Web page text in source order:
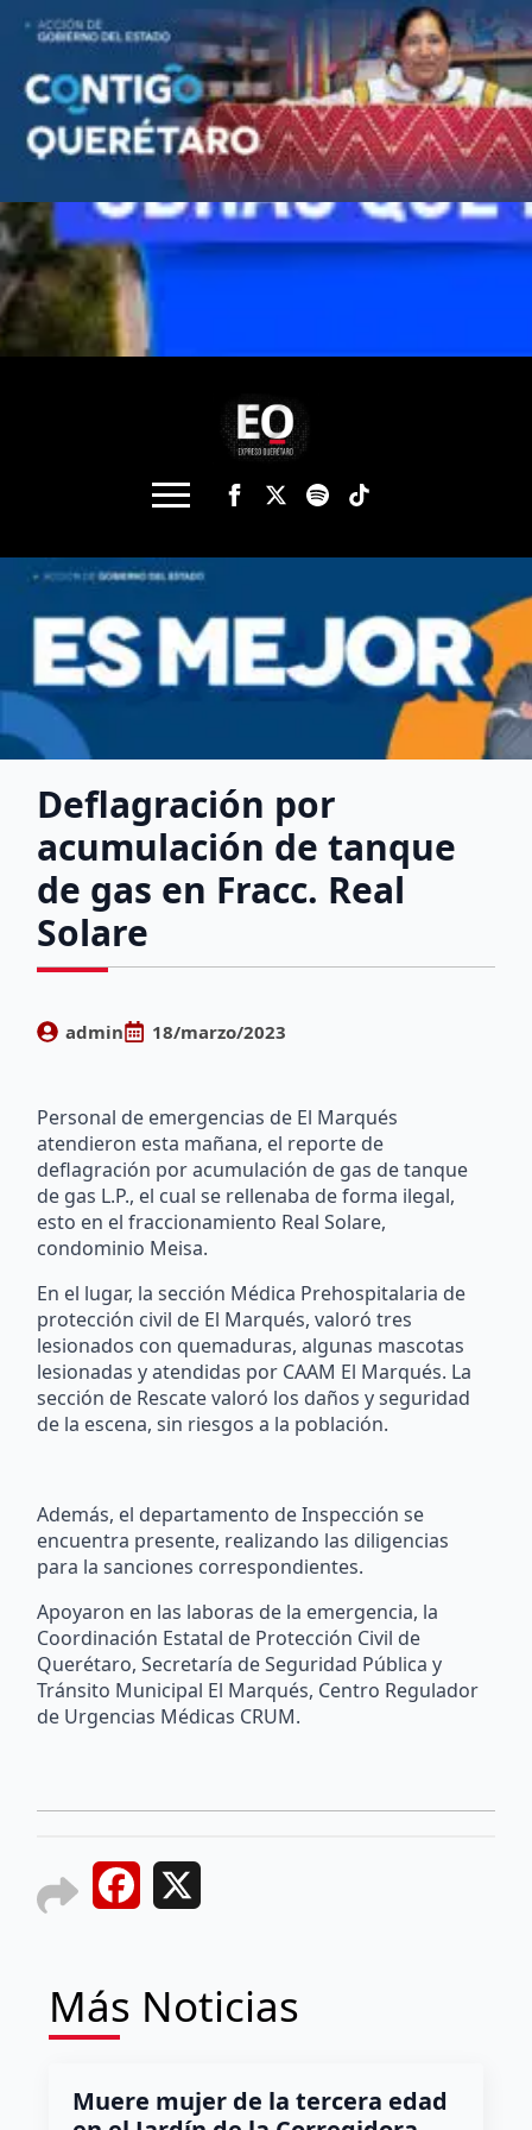
Deflagración por
acumulación de tanque
de gas en Fracc. Real
Solare
admin 18/marzo/2023
Personal de emergencias de El Marqués
atendieron esta mañana, el reporte de
deflagración por acumulación de gas de tanque
de gas L.P., el cual se rellenaba de forma ilegal,
esto en el fraccionamiento Real Solare,
condominio Meisa.
En el lugar, la sección Médica Prehospitalaria de
protección civil de El Marqués, valoró tres
lesionados con quemaduras, algunas mascotas
lesionadas y atendidas por CAAM El Marqués. La
sección de Rescate valoró los daños y seguridad
de la escena, sin riesgos a la población.
Además, el departamento de Inspección se
encuentra presente, realizando las diligencias
para la sanciones correspondientes.
Apoyaron en las laboras de la emergencia, la
Coordinación Estatal de Protección Civil de
Querétaro, Secretaría de Seguridad Pública y
Tránsito Municipal El Marqués, Centro Regulador
de Urgencias Médicas CRUM.
Facebook
Más Noticias
Muere mujer de la tercera edad